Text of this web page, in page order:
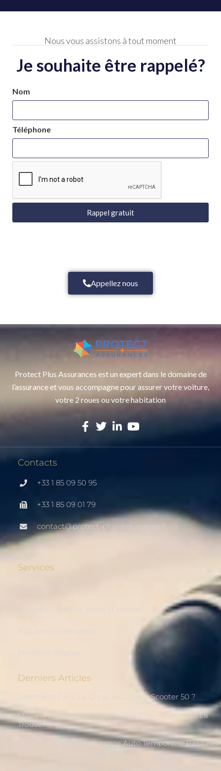
Nous vous assistons à tout moment
Je souhaite être rappelé?
Nom
Téléphone
Rappel gratuit
Appellez nous
Protect Plus Assurances est un expert dans le domaine de
l’assurance et vous accompagne pour assurer votre voiture,
votre 2 roues ou votre habitation
Contacts
+33 1 85 09 50 95
+33 1 85 09 01 79
contact@protect-plus-assurances.fr
Services
Assurance Auto
Assurance 2 roues moto et scooter
Assurance Habitation
Mentions légales
Derniers Articles
Comment Faire Le Choix Assurance Scooter 50 ?
Meilleure Assurance Scooter Pas Cher, Comment La
Trouver ?
Vous Désirez Une Assurance Auto Temporaire Pas Cher